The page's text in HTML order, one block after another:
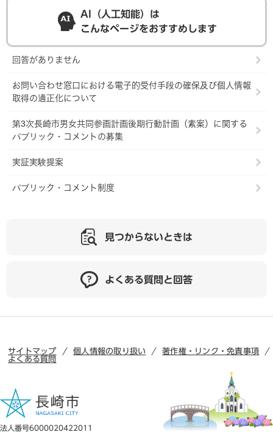
AI（人工知能）は
こんなページをおすすめします
回答がありません
お問い合わせ窓口における電子的受付手段の確保及び個人情報
取得の適正化について
第3次長崎市男女共同参画計画後期行動計画（素案）に関する
パブリック・コメントの募集
実証実験提案
パブリック・コメント制度
見つからないときは
よくある質問と回答
サイトマップ 個人情報の取り扱い
著作権・リンク・免責事項
よくある質問
法人番号6000020422011